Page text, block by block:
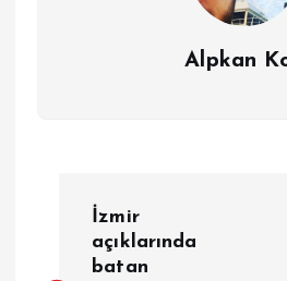
Alpkan
İzmir
açıklarında
batan